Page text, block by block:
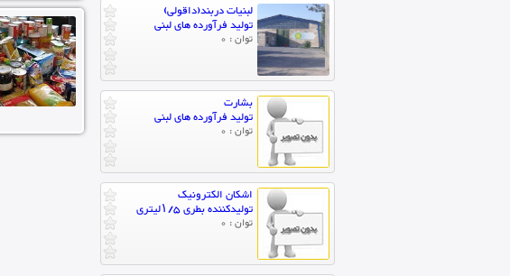
لبنیات دربند(داقولی)
تولید فرآورده های لبنی
توان : 0
بشارت
تولید فرآورده های لبنی
توان : 0
اشکان الکترونیک
تولیدکننده بطری ۱/۵لیتری
توان : 0